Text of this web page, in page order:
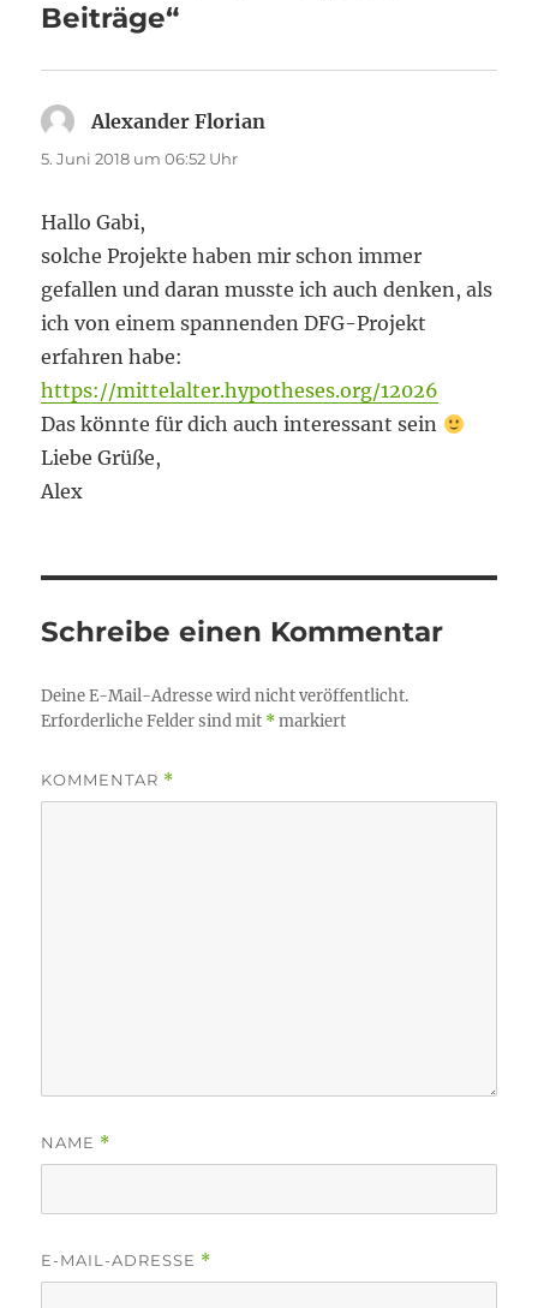
Beiträge“
Alexander Florian
5. Juni 2018 um 06:52 Uhr
Hallo Gabi,
solche Projekte haben mir schon immer
gefallen und daran musste ich auch denken, als
ich von einem spannenden DFG-Projekt
erfahren habe:
https://mittelalter.hypotheses.org/12026
Das könnte für dich auch interessant sein
Liebe Grüße,
Alex
Schreibe einen Kommentar
Deine E-Mail-Adresse wird nicht veröffentlicht.
Erforderliche Felder sind mit *markiert
KOMMENTAR *
NAME *
E-MAIL-ADRESSE *